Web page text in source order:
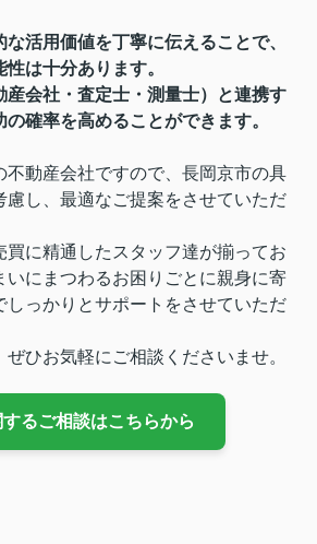
活用価値を丁寧に伝えることで、
は十分あります。
産会社・査定士・測量士）と連携す
確率を高めることができます。
不動産会社ですので、長岡京市の具
慮し、最適なご提案をさせていただ
買に精通したスタッフ達が揃ってお
いにまつわるお困りごとに親身に寄
しっかりとサポートをさせていただ
ひお気軽にご相談くださいませ。
るご相談はこちらから